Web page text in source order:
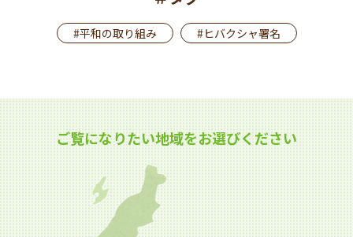
#平和の取り組み #ヒバクシャ署名
ご覧になりたい地域をお選びください